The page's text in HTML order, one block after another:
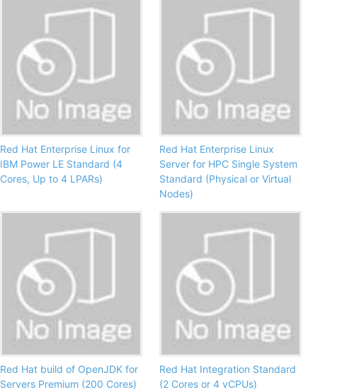
Red Hat Enterprise Linux for
IBM Power LE Standard (4
Cores, Up to 4 LPARs)
Red Hat Enterprise Linux
Server for HPC Single System
Standard (Physical or Virtual
Nodes)
Red Hat build of OpenJDK for
Servers Premium (200 Cores)
Red Hat Integration Standard
(2 Cores or 4 vCPUs)